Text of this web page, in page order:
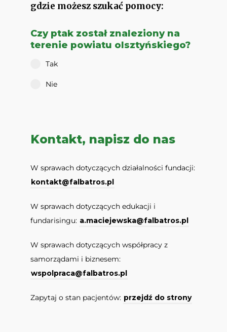
gdzie możesz szukać pomocy:
Czy ptak został znaleziony na
terenie powiatu olsztyńskiego?
Tak
Nie
Kontakt, napisz do nas
W sprawach dotyczących działalności fundacji:
kontakt@falbatros.pl
W sprawach dotyczących edukacji i
fundarisingu: a.maciejewska@falbatros.pl
W sprawach dotyczących współpracy z
samorządami i biznesem:
wspolpraca@falbatros.pl
Zapytaj o stan pacjentów: przejdź do strony